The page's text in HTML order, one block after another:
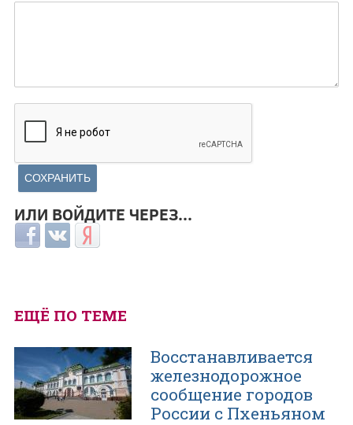
ИЛИ ВОЙДИТЕ ЧЕРЕЗ...
Login with Facebook
Login with ВКонтакте
Login with Яндекс
ЕЩЁ ПО ТЕМЕ
Восстанавливается
железнодорожное
сообщение городов
России с Пхеньяном